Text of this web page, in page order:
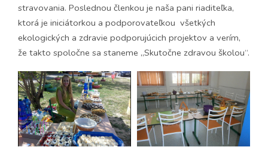
stravovania. Poslednou členkou je naša pani riaditeľka,
ktorá je iniciátorkou a podporovateľkou všetkých
ekologických a zdravie podporujúcich projektov a verím,
že takto spoločne sa staneme „Skutočne zdravou školou“.